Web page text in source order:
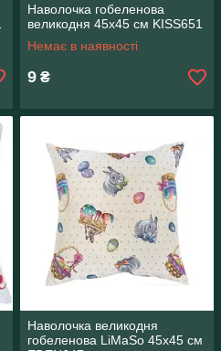
Наволочка гобеленова
великодня 45х45 см KISS651
Немає в наявності
9 ₴
Наволочка великодня
гобеленова LiMaSo 45х45 см